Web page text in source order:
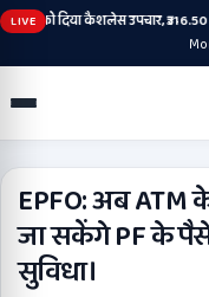
LIVEको दिया कैशलेस उपचार, ₹316.50
EPFO: अब ATM
जा सकेंगे PF के
सुविधा।